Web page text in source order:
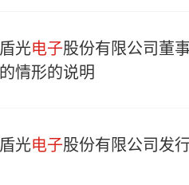
光电子股份有限公司董
情形的说明
光电子股份有限公司发